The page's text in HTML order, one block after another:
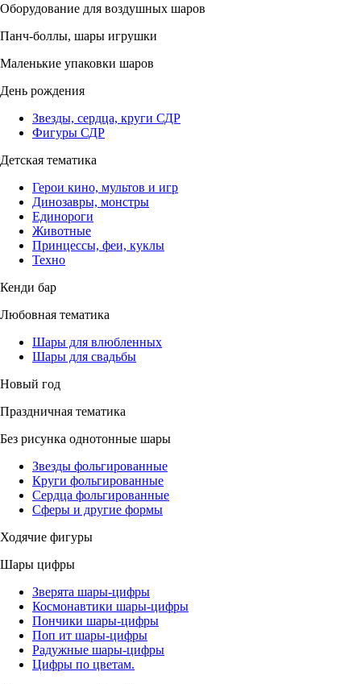
Оборудование для воздушных шаров
Панч-боллы, шары игрушки
Маленькие упаковки шаров
День рождения
Звезды, сердца, круги СДР
Фигуры СДР
Детская тематика
Герои кино, мультов и игр
Динозавры, монстры
Единороги
Животные
Принцессы, феи, куклы
Техно
Кенди бар
Любовная тематика
Шары для влюбленных
Шары для свадьбы
Новый год
Праздничная тематика
Без рисунка однотонные шары
Звезды фольгированные
Круги фольгированные
Сердца фольгированные
Сферы и другие формы
Ходячие фигуры
Шары цифры
Зверята шары-цифры
Космонавтики шары-цифры
Пончики шары-цифры
Поп ит шары-цифры
Радужные шары-цифры
Цифры по цветам.